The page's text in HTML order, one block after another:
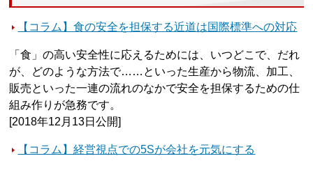
【コラム】食の安全を担保する近道は国際標準への対応
「食」の高い安全性に応えるためには、いつどこで、だれ
が、どのような方法で……といった生産から物流、加工、
販売といった一連の流れのなかで安全を担保するための仕
組み作りが急務です。
[2018年12月13日公開]
【コラム】経営視点での5Sが会社を元気にする